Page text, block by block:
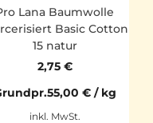
Lana Baumwolle
Basic Cotton
15 natur
2,75 €
55,00 €/ kg
inkl. MwSt.